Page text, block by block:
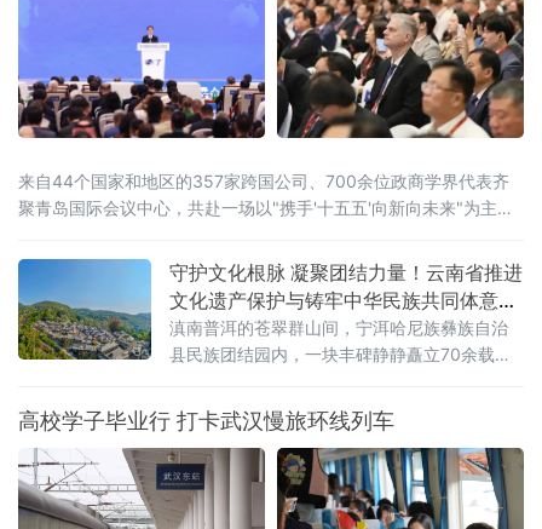
来自44个国家和地区的357家跨国公司、700余位政商学界代表齐
聚青岛国际会议中心，共赴一场以"携手'十五五'向新向未来"为主题
守护文化根脉 凝聚团结力量！云南省推进
文化遗产保护与铸牢中华民族共同体意识
深度融合
滇南普洱的苍翠群山间，宁洱哈尼族彝族自治
县民族团结园内，一块丰碑静静矗立70余载。
誓词碑，镌刻着云南26个世居民族“从此我们一
心一德，团结到底，在中国共产党的领导下，
誓为建设平等自由幸福的大家庭而奋斗”的铮铮
誓言。它是云南各民族手足相亲、守望相助的
历史见证，更是全省深耕文化遗产保护、活化
高校学子毕业行 打卡武汉慢旅环线列车